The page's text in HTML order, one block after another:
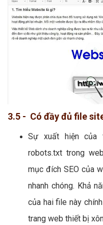
3.5 - Có đầy đủ file
Sự xuất hiện của
robots.txt trong
mục đích SEO của
nhanh chóng. Khả
của hai file này
trang web thiết bị